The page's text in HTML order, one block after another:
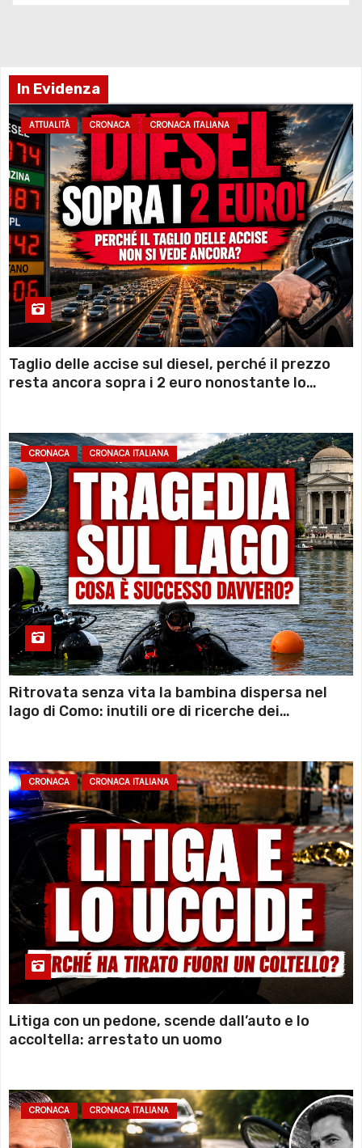
In Evidenza
ATTUALITÀ CRONACA CRONACA ITALIANA
Taglio delle accise sul diesel, perché il prezzo
resta ancora sopra i 2 euro nonostante lo
CRONACA CRONACA ITALIANA
Ritrovata senza vita la bambina dispersa nel
lago di Como: inutili ore di ricerche dei
CRONACA CRONACA ITALIANA
Litiga con un pedone, scende dall’auto e lo
accoltella: arrestato un uomo
CRONACA CRONACA ITALIANA